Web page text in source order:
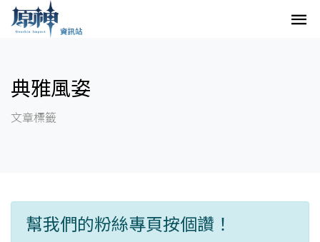
典雅風姿
文章標籤
幫我們的粉絲專頁按個讚！